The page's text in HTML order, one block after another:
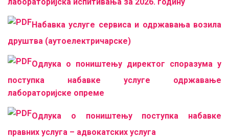
Набавка услуге сервиса и одржавања возила
друштва (аутоелектричарске)
Одлука о поништењу директог споразума у
поступка набавке услуге одржавање
лабораторијске опреме
Одлука о поништењу поступка набавке
правних услуга – адвокатских услуга